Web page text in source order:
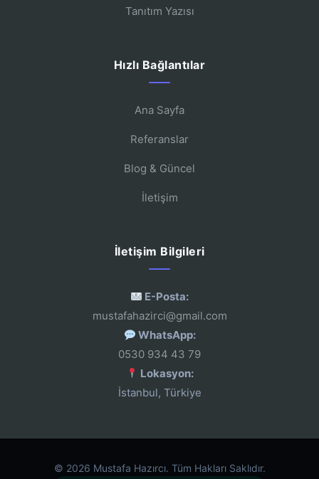
Tanıtım Yazısı
Hızlı Bağlantılar
Ana Sayfa
Referanslar
Blog & Güncel
İletişim
İletişim Bilgileri
E-Posta:
mustafahazirci@gmail.com
WhatsApp:
0530 934 43 79
Lokasyon:
İstanbul, Türkiye
© 2026 Mustafa Hazırcı. Tüm Hakları Saklıdır.